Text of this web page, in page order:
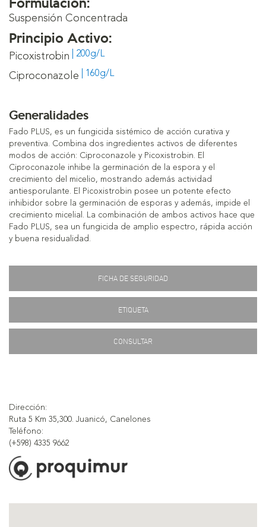
Suspensión Concentrada
Principio Activo:
Picoxistrobin | 200g/L
Ciproconazole | 160g/L
Generalidades
Fado PLUS, es un fungicida sistémico de acción curativa y
preventiva. Combina dos ingredientes activos de diferentes
modos de acción: Ciproconazole y Picoxistrobin. El
Ciproconazole inhibe la germinación de la espora y el
crecimiento del micelio, mostrando además actividad
antiesporulante. El Picoxistrobin posee un potente efecto
inhibidor sobre la germinación de esporas y además, impide el
crecimiento micelial. La combinación de ambos activos hace que
Fado PLUS, sea un fungicida de amplio espectro, rápida acción
y buena residualidad.
FICHA DE SEGURIDAD
ETIQUETA
CONSULTAR
Dirección:
Ruta 5 Km 35,300. Juanicó, Canelones
Teléfono:
(+598) 4335 9662